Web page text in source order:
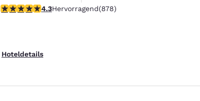
4.3-Sterne-Bewertung. Hervorragend. 878 Bewertungen
4.3Hervorragend(878)
Hoteldetails